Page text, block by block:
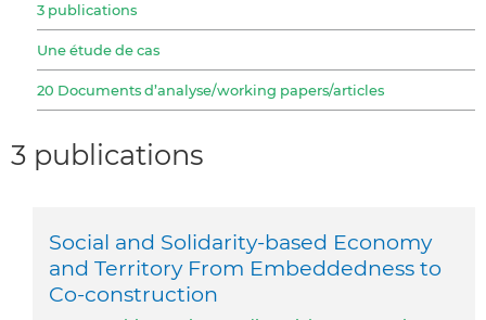
3 publications
Une étude de cas
20 Documents d’analyse/working papers/articles
3 publications
Social and Solidarity-based Economy
and Territory From Embeddedness to
Co-construction